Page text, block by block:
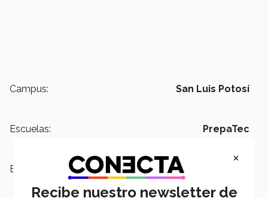
Campus: San Luis Potosí
Escuelas: PrepaTec
Etiquetas: PrepaTec,
Graduación, Competencias
formativas
×
Recibe nuestro newsletter de